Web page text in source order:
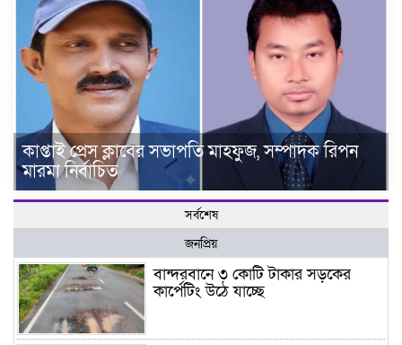
কাপ্তাই প্রেস ক্লাবের সভাপতি মাহফুজ, সম্পাদক রিপন
মারমা নির্বাচিত
সর্বশেষ
জনপ্রিয়
বান্দরবানে ৩ কোটি টাকার সড়কের
কার্পেটিং উঠে যাচ্ছে